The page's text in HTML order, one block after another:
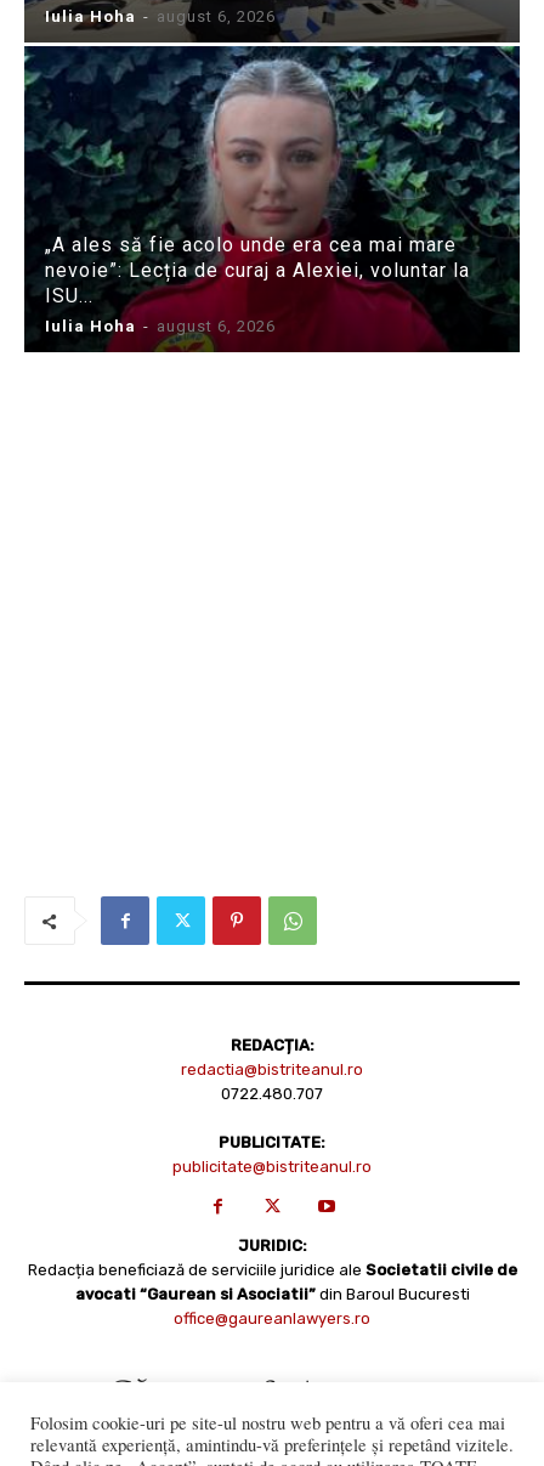
Iulia Hoha - august 6, 2026
„A ales să fie acolo unde era cea mai mare
nevoie”: Lecția de curaj a Alexiei, voluntar la
ISU...
Iulia Hoha - august 6, 2026
REDACȚIA:
redactia@bistriteanul.ro
0722.480.707
PUBLICITATE:
publicitate@bistriteanul.ro
JURIDIC:
Redacția beneficiază de serviciile juridice ale Societatii civile de
avocati “Gaurean si Asociatii” din Baroul Bucuresti
office@gaureanlawyers.ro
Folosim cookie-uri pe site-ul nostru web pentru a vă oferi cea mai
relevantă experiență, amintindu-vă preferințele și repetând vizitele.